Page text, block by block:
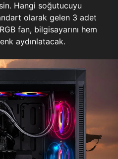
Hangi soğutucuyu
olarak gelen 3 adet
fan, bilgisayarını hem
aydınlatacak.